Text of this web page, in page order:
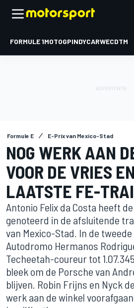
FORMULE 1MOTOGPINDYCARWECDTM
Formule E E-Prix van Mexico-Stad
NOG WERK AAN
VOOR DE VRIES
LAATSTE FE-
Antonio Felix da Costa heeft
genoteerd in de afsluitende
van Mexico-Stad. In de
Autodromo Hermanos
Techeetah-coureur tot
bleek om de Porsche van
blijven. Robin Frijns en Nyck
werk aan de winkel